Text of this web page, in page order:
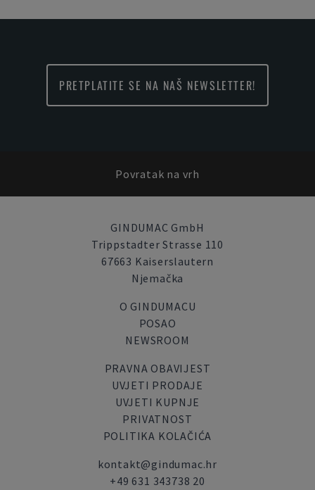
PRETPLATITE SE NA NAŠ NEWSLETTER!
Povratak na vrh
GINDUMAC GmbH
Trippstadter Strasse 110
67663 Kaiserslautern
Njemačka
O GINDUMACU
POSAO
NEWSROOM
PRAVNA OBAVIJEST
UVJETI PRODAJE
UVJETI KUPNJE
PRIVATNOST
POLITIKA KOLAČIĆA
kontakt@gindumac.hr
+49 631 343738 20